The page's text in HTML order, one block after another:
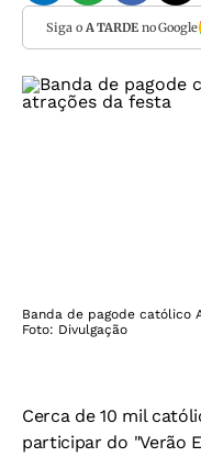
Siga o A TARDEno Google
Banda de pagode católico
Foto: Divulgação
Cerca de 10 mil
participar do "Verão